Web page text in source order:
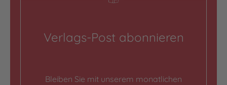
Verlags-Post abonnieren
Bleiben Sie mit unserem monatlichen